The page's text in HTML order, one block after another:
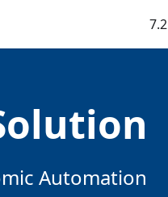
7.2
Automation